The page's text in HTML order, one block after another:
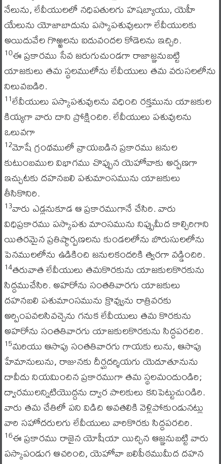
నేలును, లేవీయులలో నధిపతులగు హషబ్యాయు, యెహీ
యేలును యోజాబాదును పస్కాపశువులుగా లేవీయులకు
అయిదువేల గొఱ్ఱలను ఐదువందల కోడెలను ఇచ్చిరి.
10ఈ ప్రకారము సేవ జరుగుచుండగా రాజాజ్ఞనుబట్టి
యాజకులు తమ స్థలములోను లేవీయులు తమ వరుసలలోను
నిలువబడిరి.
11లేవీయులు పస్కాపశువులను వధించి రక్తమును యాజకుల
కియ్యగా వారు దాని ప్రోక్షించిరి. లేవీయులు పశువులను
ఒలువగా
12మోషే గ్రంథములో వ్రాయబడిన ప్రకారము జనుల
కుటుంబముల విభాగము చొప్పున యెహోవాకు అర్పణగా
ఇచ్చుటకు దహనబలి పశుమాంసమును యాజకులు
తీసికొనిరి.
13వారు ఎడ్లనుకూడ ఆ ప్రకారముగానే చేసిరి. వారు
విధిప్రకారము పస్కాపశు మాంసమును నిప్పుమీద కాల్చిరిగాని
యితరమైన ప్రతిష్ఠార్పణలను కుండలలోను బొరుసులలోను
పెనములలోను ఉడికించి జనులకందరికి త్వరగా వడ్డించిరి.
14తరువాత లేవీయులు తమకొరకును యాజకులకొరకును
సిద్ధముచేసిరి. అహరోను సంతతివారగు యాజకులు
దహనబలి పశుమాంసమును క్రొవ్వును రాత్రివరకు
అర్పింపవలసివచ్చెను గనుక లేవీయులు తమ కొరకును
అహరోను సంతతివారగు యాజకులకొరకును సిద్ధపరచిరి.
15మరియు ఆసాపు సంతతివారగు గాయకు లును, ఆసాపు
హేమానులును, రాజునకు దీర్ఘదర్శియగు యెదూతూనును
దావీదు నియమించిన ప్రకారముగా తమ స్థలమందుండిరి;
ద్వారములన్నిటియొద్దను ద్వార పాలకులు కనిపెట్టుచుండిరి.
వారు తమ చేతిలో పని విడిచి అవతలికి వెళ్లిపోకుండునట్లు
వారి సహోదరులగు లేవీయులు వారికొరకు సిద్ధపరచిరి.
16ఈ ప్రకారము రాజైన యోషీయా యిచ్చిన ఆజ్ఞనుబట్టి వారు
పస్కాపండుగ ఆచరించి, యెహోవా బలిపీఠముమీద దహన